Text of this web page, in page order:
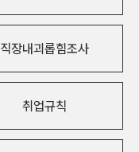
직장내괴롭힘조사
취업규칙